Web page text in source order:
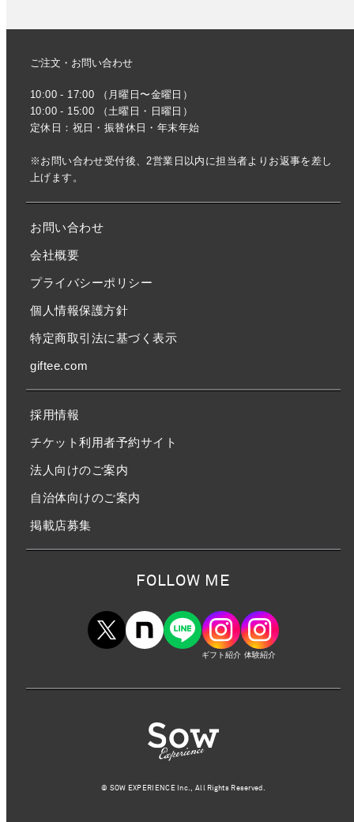
ご注文・お問い合わせ
10:00 - 17:00 （月曜日〜金曜日）
10:00 - 15:00 （土曜日・日曜日）
定休日：祝日・振替休日・年末年始
※お問い合わせ受付後、2営業日以内に担当者よりお返事を差し
上げます。
お問い合わせ
会社概要
プライバシーポリシー
個人情報保護方針
特定商取引法に基づく表示
giftee.com
採用情報
チケット利用者予約サイト
法人向けのご案内
自治体向けのご案内
掲載店募集
FOLLOW ME
ギフト紹介 体験紹介
©︎ SOW EXPERIENCE Inc., All Rights Reserved.